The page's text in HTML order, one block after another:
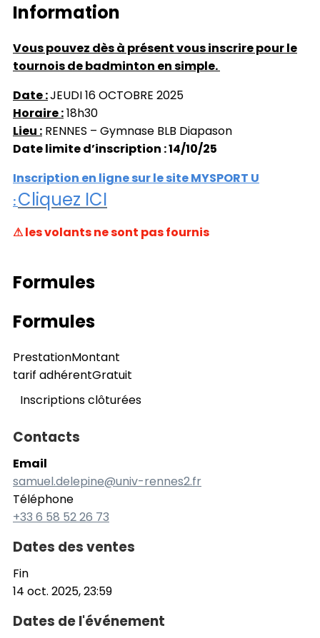
Information
Vous pouvez dès à présent vous inscrire pour le
tournois de badminton en simple.
Date :JEUDI 16 OCTOBRE 2025
Horaire :18h30
Lieu : RENNES – Gymnase BLB Diapason
Date limite d’inscription : 14/10/25
Inscription en ligne sur le site MYSPORT U
:Cliquez ICI
⚠ les volants ne sont pas fournis
Formules
Formules
PrestationMontant
tarif adhérentGratuit
Inscriptions clôturées
Contacts
Email
samuel.delepine@univ-rennes2.fr
Téléphone
+33 6 58 52 26 73
Dates des ventes
Fin
14 oct. 2025, 23:59
Dates de l'événement